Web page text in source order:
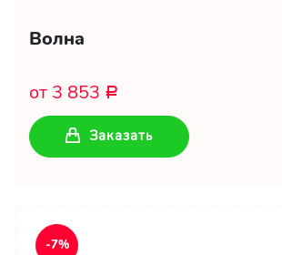
Волна
от 3 853 Р
Заказать
-7%